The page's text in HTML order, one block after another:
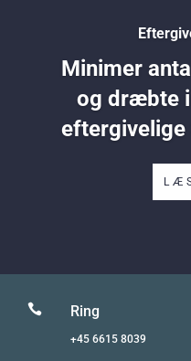
Minimer
og dræbte
eftergivelige
 Ring
+45 6615 8039